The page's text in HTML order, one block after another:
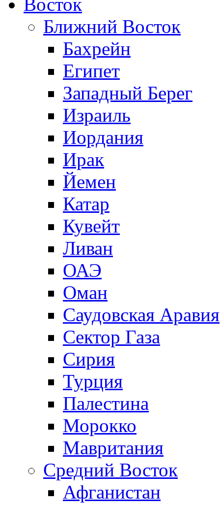
Ближний Восток
Бахрейн
Египет
Западный Берег
Израиль
Иордания
Ирак
Йемен
Катар
Кувейт
Ливан
ОАЭ
Оман
Саудовская Аравия
Сектор Газа
Сирия
Турция
Палестина
Морокко
Мавритания
Средний Восток
Афганистан